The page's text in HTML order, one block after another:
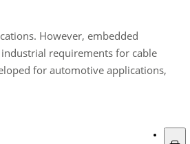
However, embedded
requirements for cable
for automotive applications,